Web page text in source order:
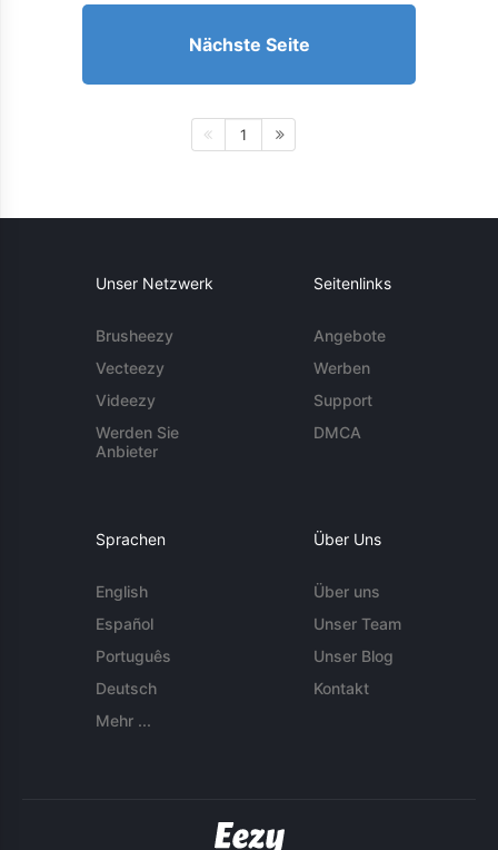
Nächste Seite
1
Unser Netzwerk
Brusheezy
Vecteezy
Videezy
Werden Sie
Anbieter
Seitenlinks
Angebote
Werben
Support
DMCA
Sprachen
English
Español
Português
Deutsch
Mehr ...
Über Uns
Über uns
Unser Team
Unser Blog
Kontakt